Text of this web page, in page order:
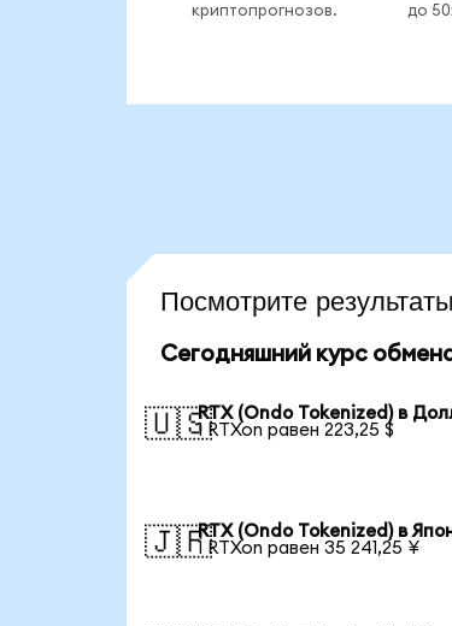
криптопрогнозов.
до
Посмотрите
Сегодняшний курс
🇺🇸RTX (Ondo Tokenized) в
1 RTXon равен 223,25 $
🇯🇵RTX (Ondo Tokenized) в
1 RTXon равен 35 241,25 ¥